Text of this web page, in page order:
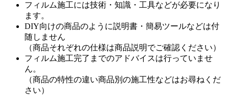
フィルム施工には技術・知識・工具などが必要になり
ます。
DIY向けの商品のように説明書・簡易ツールなどは付
随しません
（商品それぞれの仕様は商品説明でご確認ください）
フィルム施工完了までのアドバイスは行っていませ
ん。
（商品の特性の違い商品別の施工性などはお尋ねくだ
さい）